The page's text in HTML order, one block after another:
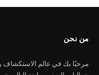
من نحن
مرحبًا بك في عالم الاستكشاف